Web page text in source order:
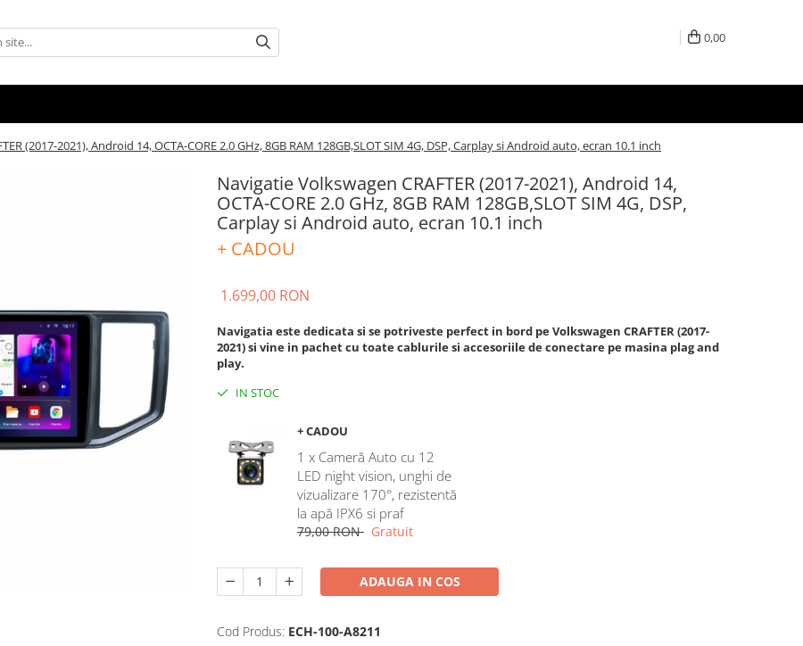
0,00
(2017-2021), Android 14, OCTA-CORE 2.0 GHz, 8GB RAM 128GB,SLOT SIM 4G, DSP, Carplay si Android auto, ecran 10.1 inch
Navigatie Volkswagen CRAFTER (2017-2021), Android 14,
OCTA-CORE 2.0 GHz, 8GB RAM 128GB,SLOT SIM 4G, DSP,
Carplay si Android auto, ecran 10.1 inch
+ CADOU
1.699,00 RON
Navigatia este dedicata si se potriveste perfect in bord peVolkswagen CRAFTER (2017-
2021)si vine in pachet cu toate cablurile si accesoriile de conectare pe masina plag and
play.
IN STOC
+ CADOU
1 x Cameră Auto cu 12
LED night vision, unghi de
vizualizare 170°, rezistentă
la apă IPX6 si praf
79,00 RON Gratuit
ADAUGA IN COS
Cod Produs: ECH-100-A8211